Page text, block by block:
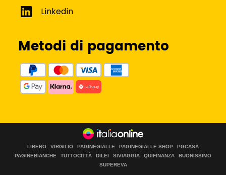
Metodi di pagamento
LIBERO VIRGILIO PAGINEGIALLE PAGINEGIALLE SHOP
PGCASA
PAGINEBIANCHE
TUTTOCITTÀ DILEI SIVIAGGIA QUIFINANZA
BUONISSIMO
SUPEREVA